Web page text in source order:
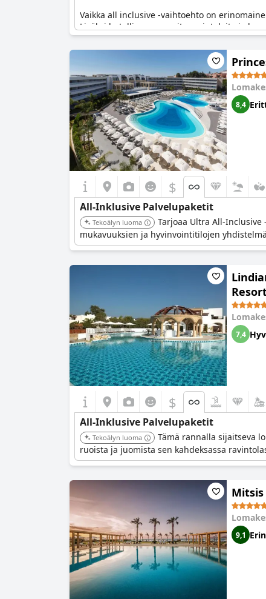
Vaikka all inclusive -vaihtoehto on
Lisäksi hotellissa on useita ravintoloita ja
la carte -vaihtoehtoja iltaisin.
Kaiken kaikkiaan asiakkaat ovat pitäneet
asiakas mainitsi hyvän vastineen
massaruokailua tai Butlins-tyylistä hotellia.
fantastiset all inclusive -vaihtoehdot, mikä
8,4
$
All-Inklusive Palvelupaketit
Tekoälyn luoma
Tarjoaa Ultra All-
mukavuuksien ja hyvinvointitilojen
7,4
$
All-Inklusive Palvelupaketit
Tekoälyn luoma
Tämä rannalla sijaitseva
ruoista ja juomista sen kahdeksassa
Mitsis
9,1